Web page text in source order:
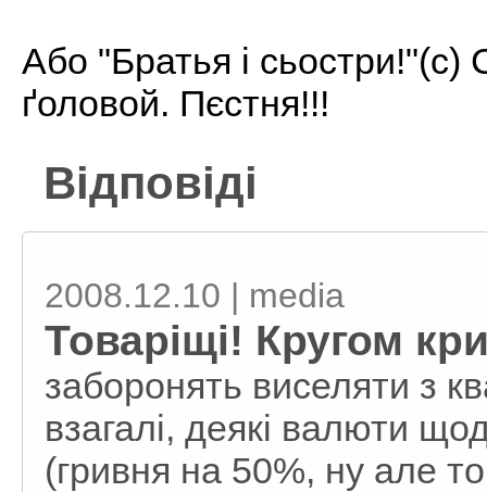
Або "Братья і сьостри!"(с)
ґоловой. Пєстня!!!
Відповіді
2008.12.10 | media
Товаріщі! Кругом
заборонять виселяти з
взагалі, деякі валюти
(гривня на 50%, ну але